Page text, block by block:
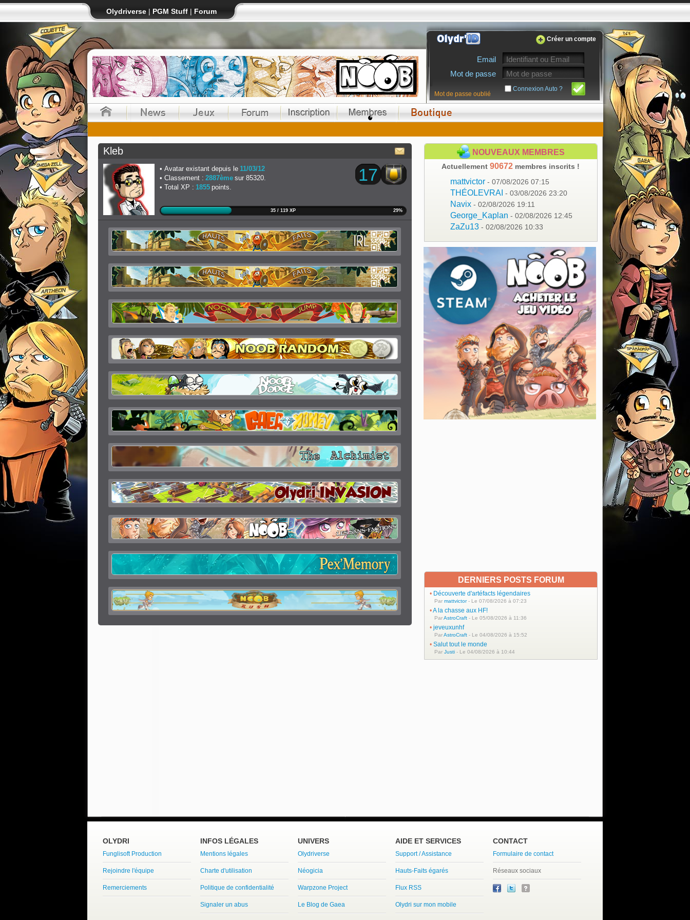
Olydriverse | PGM Stuff | Forum
Créer un compte
Email
Mot de passe
Connexion Auto ?
Mot de passe oublié
Kleb
Avatar existant depuis le 11/03/12
Classement : 2887ème sur 85320.
Total XP : 1855 points.
17
35 / 119 XP 29%
NOUVEAUX MEMBRES
Actuellement 90672 membres inscrits !
mattvictor - 07/08/2026 07:15
THÉOLEVRAI - 03/08/2026 23:20
Navix - 02/08/2026 19:11
George_Kaplan - 02/08/2026 12:45
ZaZu13 - 02/08/2026 10:33
DERNIERS POSTS FORUM
• Découverte d'artéfacts légendaires
Par mattvictor- Le 07/08/2026 à 07:23
•A la chasse aux HF!
ParAstroCraft - Le 05/08/2026 à 11:36
• jeveuxunhf
ParAstroCraft - Le 04/08/2026 à 15:52
• Salut tout le monde
Par Justi - Le 04/08/2026 à 10:44
OLYDRI
Funglisoft Production
Rejoindre l'équipe
Remerciements
INFOS LÉGALES
Mentions légales
Charte d'utilisation
Politique de confidentialité
Signaler un abus
UNIVERS
Olydriverse
Néogicia
Warpzone Project
Le Blog de Gaea
AIDE ET SERVICES
Support / Assistance
Hauts-Faits égarés
Flux RSS
Olydri sur mon mobile
CONTACT
Formulaire de contact
Réseaux sociaux